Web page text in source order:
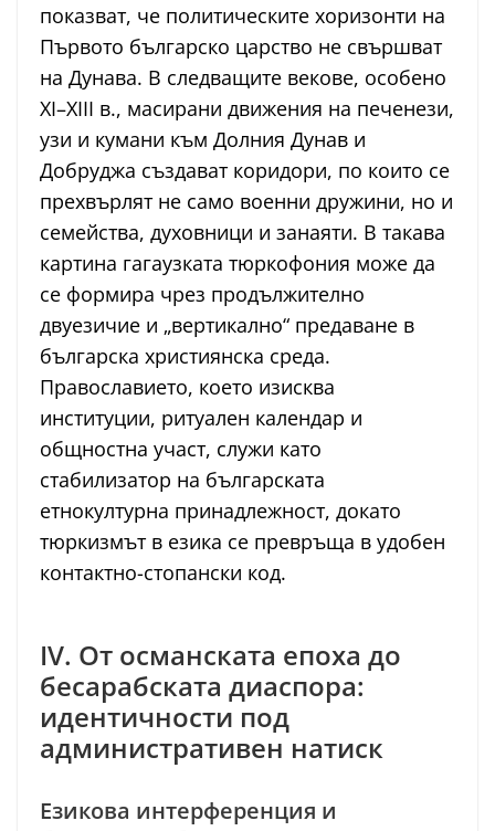
показват, че политическите хоризонти на
Първото българско царство не свършват
на Дунава. В следващите векове, особено
ХІ–ХІІІ в., масирани движения на печенези,
узи и кумани към Долния Дунав и
Добруджа създават коридори, по които се
прехвърлят не само военни дружини, но и
семейства, духовници и занаяти. В такава
картина гагаузката тюркофония може да
се формира чрез продължително
двуезичие и „вертикално“ предаване в
българска християнска среда.
Православието, което изисква
институции, ритуален календар и
общностна участ, служи като
стабилизатор на българската
етнокултурна принадлежност, докато
тюркизмът в езика се превръща в удобен
контактно-стопански код.
IV. От османската епоха до
бесарабската диаспора:
идентичности под
административен натиск
Езикова интерференция и